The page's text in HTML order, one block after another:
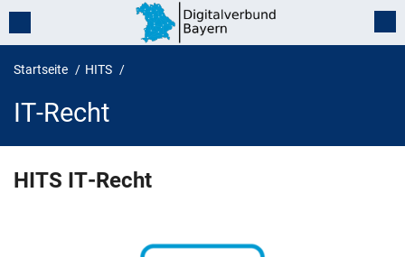
Startseite HITS
IT-Recht
IT-Recht
HITS IT-Recht